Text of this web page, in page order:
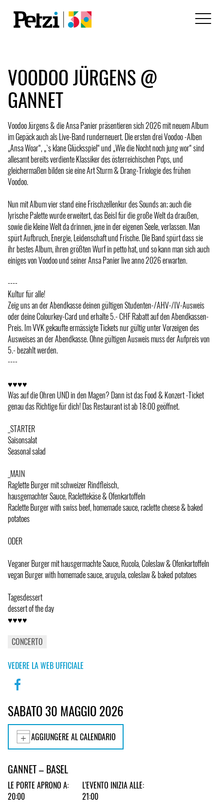
VOODOO JÜRGENS @
GANNET
Voodoo Jürgens & die Ansa Panier präsentieren sich 2026 mit neuem Album
im Gepäck auch als Live-Band runderneuert. Die ersten drei Voodoo -Alben
„Ansa Woar“, „`s klane Glücksspiel“ und „Wie die Nocht noch jung wor“ sind
allesamt bereits verdiente Klassiker des österreichischen Pops, und
gleichermaßen bilden sie eine Art Sturm & Drang-Triologie des frühen
Voodoo.
Nun mit Album vier stand eine Frischzellenkur des Sounds an; auch die
lyrische Palette wurde erweitert, das Beisl für die große Welt da draußen,
sowie die kleine Welt da drinnen, jene in der eigenen Seele, verlassen. Man
spürt Aufbruch, Energie, Leidenschaft und Frische. Die Band spürt dass sie
ihr bestes Album, ihren größten Wurf in petto hat, und so kann man sich auch
einiges von Voodoo und seiner Ansa Panier live anno 2026 erwarten.
----
Kultur für alle!
Zeig uns an der Abendkasse deinen gültigen Studenten-/AHV-/IV-Ausweis
oder deine Colourkey-Card und erhalte 5.- CHF Rabatt auf den Abendkassen-
Preis. Im VVK gekaufte ermässigte Tickets nur gültig unter Vorzeigen des
Ausweises an der Abendkasse. Ohne gültigen Ausweis muss der Aufpreis von
5.- bezahlt werden.
----
♥♥♥♥
Was auf die Ohren UND in den Magen? Dann ist das Food & Konzert -Ticket
genau das Richtige für dich! Das Restaurant ist ab 18:00 geöffnet.
_STARTER
Saisonsalat
Seasonal salad
_MAIN
Raglette Burger mit schweizer Rindfleisch,
hausgemachter Sauce, Raclettekäse & Ofenkartoffeln
Raclette Burger with swiss beef, homemade sauce, raclette cheese & baked
potatoes
ODER
Veganer Burger mit hausgermachte Sauce, Rucola, Coleslaw & Ofenkartoffeln
vegan Burger with homemade sauce, arugula, coleslaw & baked potatoes
Tagesdessert
dessert of the day
♥♥♥♥
CONCERTO
VEDERE LA WEB UFFICIALE
SABATO 30 MAGGIO 2026
AGGIUNGERE AL CALENDARIO
GANNET – BASEL
LE PORTE APRONO A:
20:00
L'EVENTO INIZIA ALLE:
21:00